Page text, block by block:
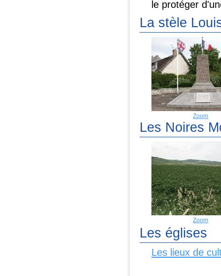
le protéger
La stèle
Zoom
Les Noires
Zoom
Les églises
Les lieux de